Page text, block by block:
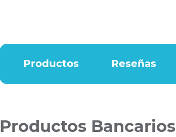
Productos Reseñas
Productos Bancarios